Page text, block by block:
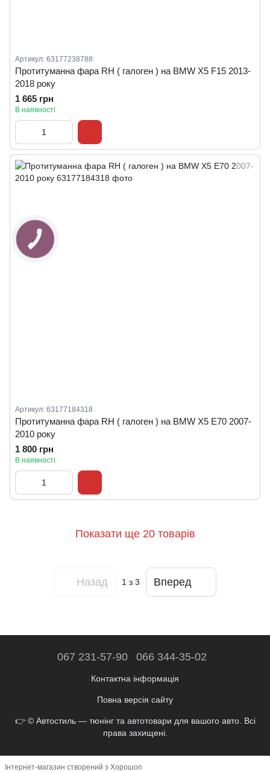
Артикул: 63177238788
Протитуманна фара RH ( галоген ) на BMW X5 F15 2013-
2018 року
1 665 грн
В наявності
Артикул: 63177184318
Протитуманна фара RH ( галоген ) на BMW X5 E70 2007-
2010 року
1 800 грн
В наявності
Показати ще 20 товарів
Назад 1 з 3 Вперед
067 231-57-90 066 344-35-02
Контактна інформація
Повна версія сайту
👉 © Автостиль — тюнінг та автотовари для вашого авто. Всі
права захищені.
Інтернет-магазин створений з Хорошоп